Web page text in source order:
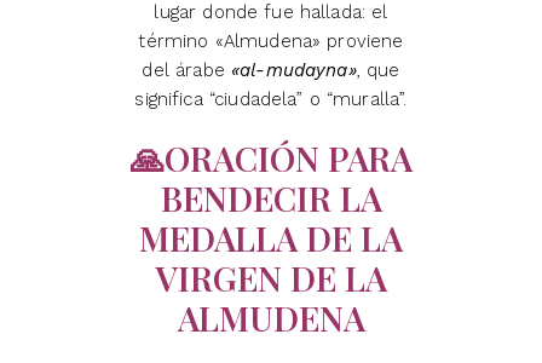
lugar donde fue hallada: el
término «Almudena» proviene
del árabe «al-mudayna», que
significa “ciudadela” o “muralla”.
🙏ORACIÓN PARA
BENDECIR LA
MEDALLA DE LA
VIRGEN DE LA
ALMUDENA